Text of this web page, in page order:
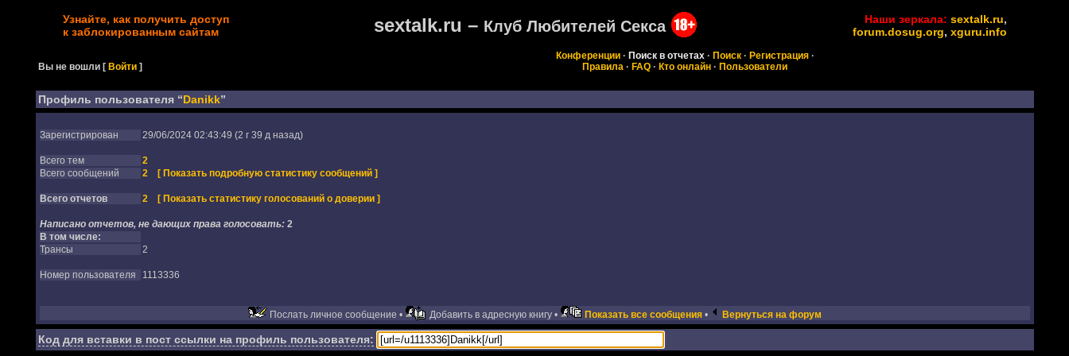
Узнайте, как получить доступ
к заблокированным сайтам
sextalk.ru – Клуб Любителей Секса Наши зеркала: sextalk.ru,
forum.dosug.org, xguru.info
Вы не вошли [Войти ]
Конференции· Поиск в отчетах· Поиск· Регистрация·
Правила · FAQ · Кто онлайн · Пользователи
Профиль пользователя “Danikk”
Зарегистрирован 29/06/2024 02:43:49 (2 г 39 д назад)
Всего тем
2
Всего сообщений
2 [ Показать подробную статистику сообщений ]
Всего отчетов 2 [ Показать статистику голосований о доверии ]
Написано отчетов, не дающих права голосовать: 2
В том числе:
Трансы
2
Номер пользователя 1113336
Послать личное сообщение • Добавить в адресную книгу • Показать все сообщения• Вернуться на форум
Код для вставки в пост ссылки на профиль пользователя: